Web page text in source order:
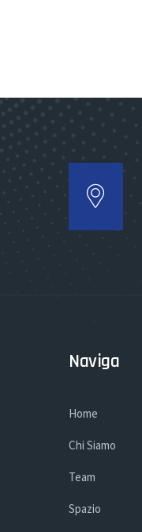
Naviga
Home
Chi Siamo
Team
Spazio